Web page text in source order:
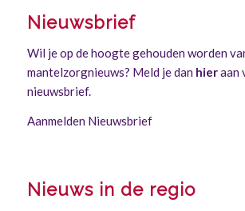
Nieuwsbrief
Wil je op de hoogte gehouden worden
mantelzorgnieuws? Meld je dan hieraan
nieuwsbrief.
Aanmelden Nieuwsbrief
Nieuws in de regio